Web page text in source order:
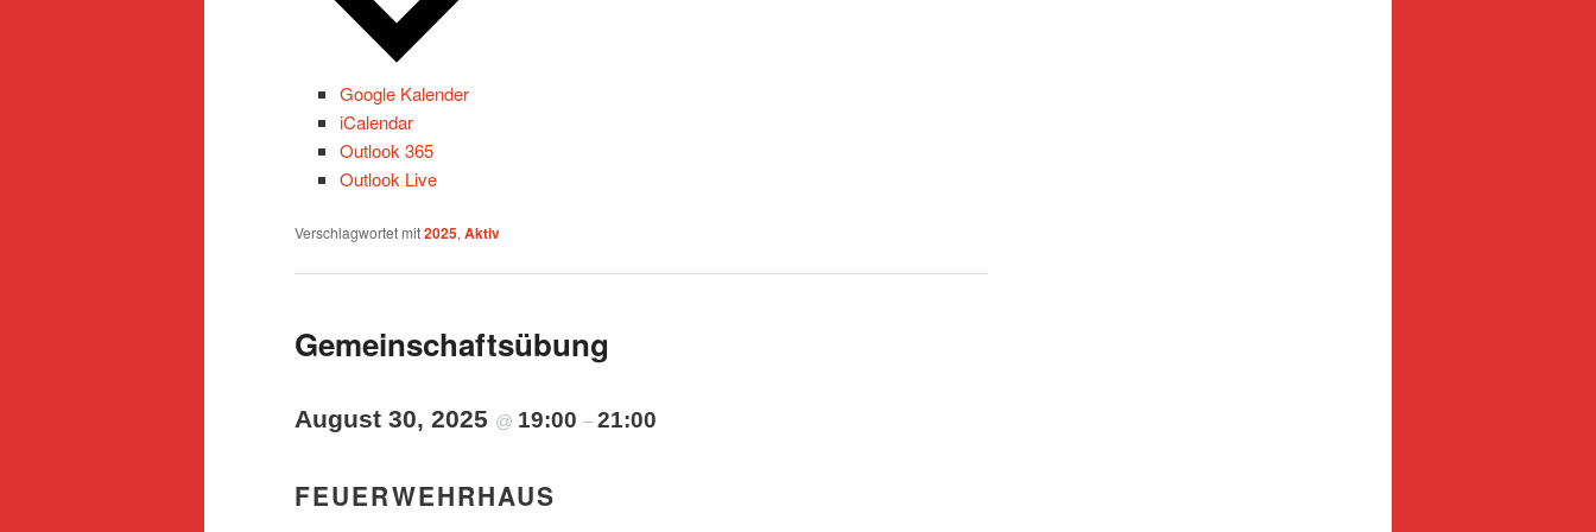
Google Kalender
iCalendar
Outlook 365
Outlook Live
Verschlagwortet mit2025, Aktiv
Gemeinschaftsübung
August 30, 2025 @ 19:00 – 21:00
FEUERWEHRHAUS